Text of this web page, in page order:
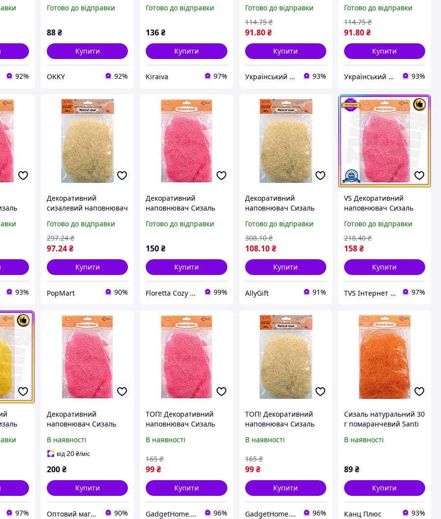
Santi
92%
30 грам, жовтий Santi
Готово до відправки
88₴
Купити
OKKY 92%
30 грам, рожевий
Готово до відправки
136₴
Купити
Kiraiva 97%
рожевий ukr koshik (41-
339-85)
Готово до відправки
91.80 ₴
114.75 ₴
Купити
Український Кошик 93%
(41-339-85)
Готово до відправки
91.80₴
114.75 ₴
Купити
Український Кошик 93%
93%
Декоративний
сизалевий наповнювач
флористики та декору
Готово до відправки
97.24₴
297.24 ₴
Купити
PopMart 90%
Декоративний
наповнювач Сизаль
30 грам, рожевий
Готово до відправки
150₴
Купити
Floretta Cozy Store 99%
Декоративний
наповнювач Сизаль
для флористики та
декору
Готово до відправки
108.10 ₴
308.10 ₴
Купити
AllyGift 91%
VS Декоративний
наповнювач Сизаль
30 грам рожевий для
творчості Декор
флористика 32T8_V1
Готово до відправки
158₴
218.40 ₴
Купити
TVS Інтернет магазин 97%
97%
Декоративний
наповнювач Сизаль
30 грам, рожевий
В наявності
від20₴/міс
200₴
Купити
Оптовий магазин "LAStyle" 90%
ТОП! Декоративний
наповнювач Сизаль
30 грам, рожевий -
В наявності
99₴
165 ₴
Купити
GadgetHome.com.ua 96%
ТОП! Декоративний
наповнювач Сизаль
(gHome)
В наявності
99 ₴
165 ₴
Купити
GadgetHome.com.ua 96%
Сизаль натуральний 30
г помаранчевий Santi
В наявності
89₴
Купити
Канц Плюс 93%